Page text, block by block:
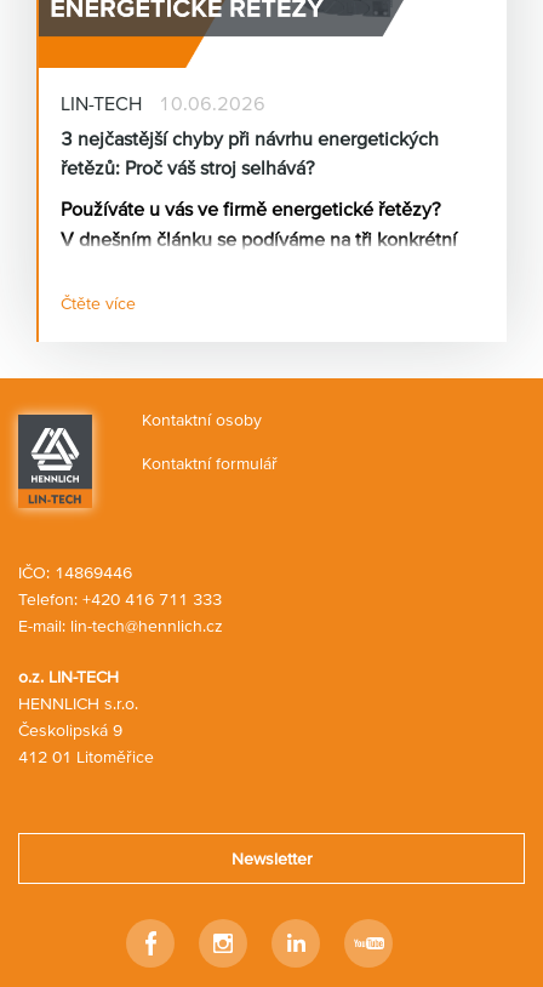
LIN-TECH
10.06.2026
3 nejčastější chyby při návrhu energetických
řetězů: Proč váš stroj selhává?
Používáte u vás ve firmě energetické řetězy?
V dnešním článku se podíváme na tři konkrétní
tak, jak má.
Čtěte více
Kontaktní osoby
Kontaktní formulář
o.z. LIN-TECH
HENNLICH s.r.o.
Českolipská 9
412 01 Litoměřice
IČO: 14869446
Telefon: +420 416 711 333
E-mail: lin-tech@hennlich.cz
FacebookInstagramLinkedin Youtube
Newsletter